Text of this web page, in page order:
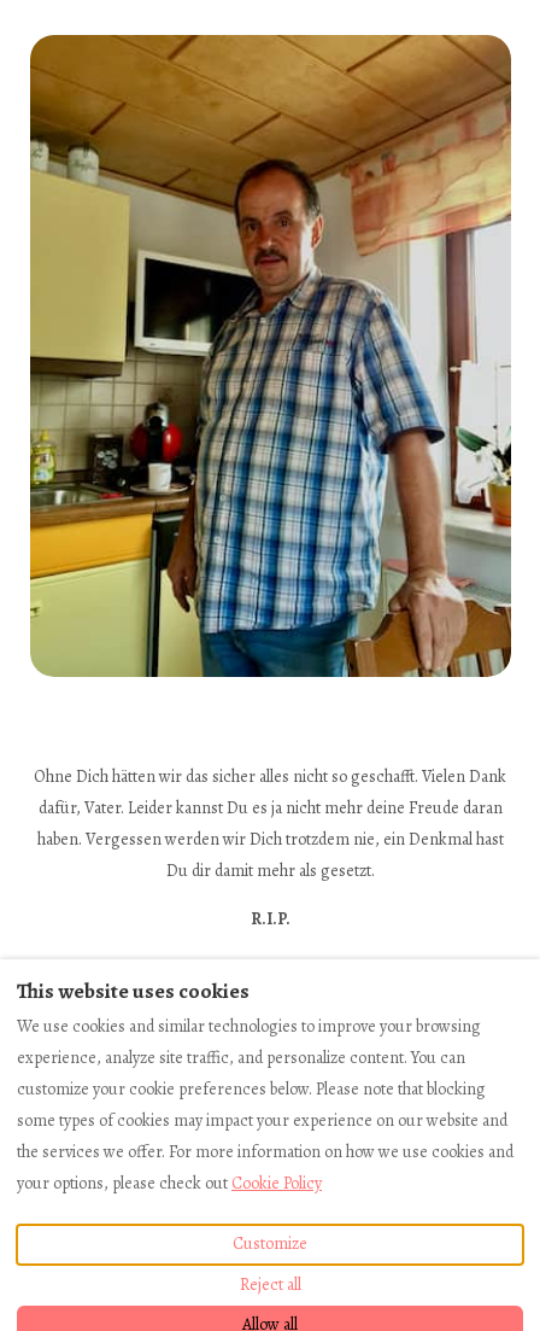
Ohne Dich hätten wir das sicher alles nicht so geschafft. Vielen Dank
dafür, Vater. Leider kannst Du es ja nicht mehr deine Freude daran
haben. Vergessen werden wir Dich trotzdem nie, ein Denkmal hast
Du dir damit mehr als gesetzt.
R.I.P.
Imprint Booking Conditions Data protection
English EUR +4935021/160005
Hermann-Schulze-Straße 12,
Königstein, Germany 01824.
Email:
©2026Ferienhaus "Zur
schönen Aussicht"
reserved- Powered by Lodgify
This website uses cookies
We use cookies and similar technologies to improve your browsing
experience, analyze site traffic, and personalize content. You can
customize your cookie preferences below. Please note that blocking
some types of cookies may impact your experience on our website and
the services we offer. For more information on how we use cookies and
your options, please check out Cookie Policy
Customize
Reject all
Allow all